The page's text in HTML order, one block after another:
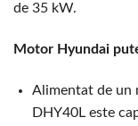
de 35 kW.
Motor Hyundai
Alimentat de un
DHY40L este